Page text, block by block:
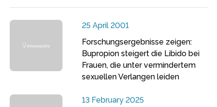
25 April 2001
Forschungsergebnisse zeigen:
Bupropion steigert die Libido bei
Frauen, die unter vermindertem
sexuellen Verlangen leiden
13 February 2025